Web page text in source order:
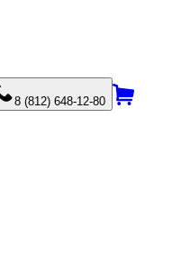
8 (812) 648-12-80